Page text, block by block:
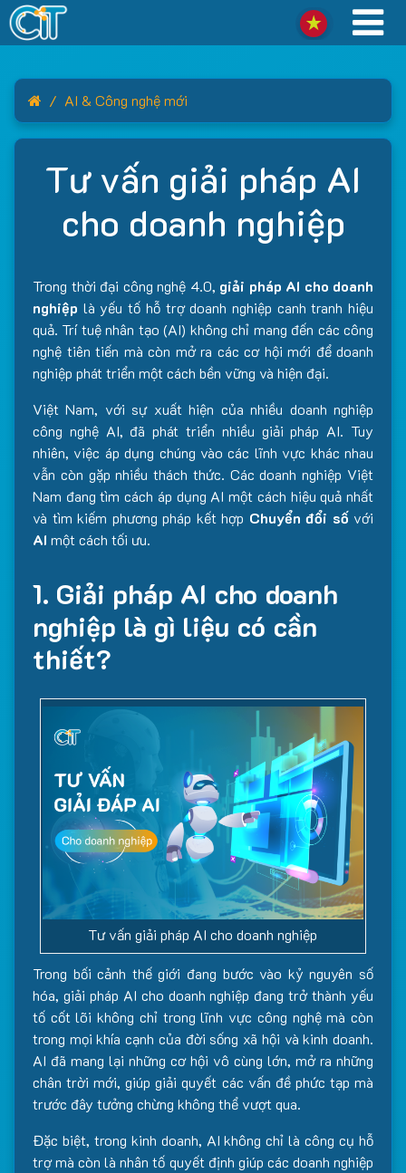
HomeAI & Công nghệ mới
Tư vấn giải pháp AI
cho doanh nghiệp
Trong thời đại công nghệ 4.0, giải pháp AI cho doanh
nghiệp là yếu tố hỗ trợ doanh nghiệp canh tranh hiệu
quả. Trí tuệ nhân tạo (AI) không chỉ mang đến các công
nghệ tiên tiến mà còn mở ra các cơ hội mới để doanh
nghiệp phát triển một cách bền vững và hiện đại.
Việt Nam, với sự xuất hiện của nhiều doanh nghiệp
công nghệ AI, đã phát triển nhiều giải pháp AI. Tuy
nhiên, việc áp dụng chúng vào các lĩnh vực khác nhau
vẫn còn gặp nhiều thách thức. Các doanh nghiệp Việt
Nam đang tìm cách áp dụng AI một cách hiệu quả nhất
và tìm kiếm phương pháp kết hợp Chuyển đổi sốvới
AI một cách tối ưu.
1. Giải pháp AI cho doanh
nghiệp là gì liệu có cần
thiết?
Tư vấn giải pháp AI cho doanh nghiệp
Trong bối cảnh thế giới đang bước vào kỷ nguyên số
hóa, giải pháp AI cho doanh nghiệp đang trở thành yếu
tố cốt lõi không chỉ trong lĩnh vực công nghệ mà còn
trong mọi khía cạnh của đời sống xã hội và kinh doanh.
AI đã mang lại những cơ hội vô cùng lớn, mở ra những
chân trời mới, giúp giải quyết các vấn đề phức tạp mà
trước đây tưởng chừng không thể vượt qua.
Đặc biệt, trong kinh doanh, AI không chỉ là công cụ hỗ
trợ mà còn là nhân tố quyết định giúp các doanh nghiệp